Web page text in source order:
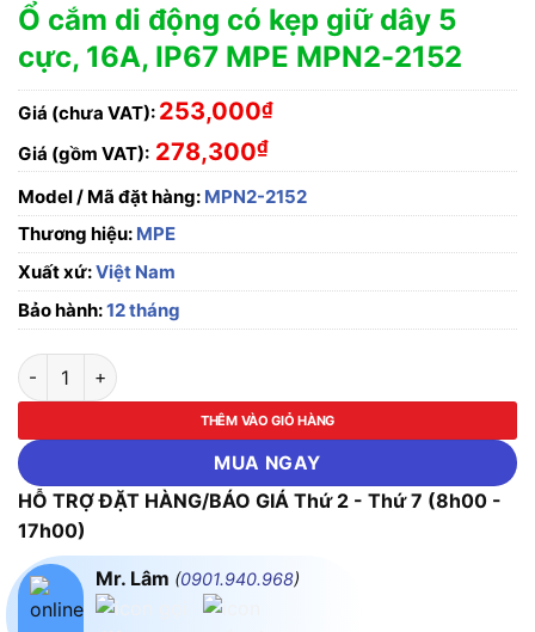
Ổ cắm di động có kẹp giữ dây 5
cực, 16A, IP67 MPE MPN2-2152
Giá (chưa VAT): 253,000₫
Giá (gồm VAT): 278,300₫
Model / Mã đặt hàng: MPN2-2152
Thương hiệu: MPE
Xuất xứ:Việt Nam
Bảo hành:12 tháng
Ổ cắm di động có kẹp giữ dây 5 cực, 16A, IP67 MPE MPN2-
THÊM VÀO GIỎ HÀNG
MUA NGAY
HỖ TRỢ ĐẶT HÀNG/BÁO GIÁ Thứ 2 - Thứ 7 (8h00 -
17h00)
Mr. Lâm (0901.940.968)